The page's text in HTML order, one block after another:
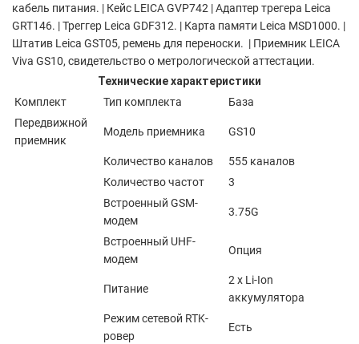
кабель питания. | Кейс LEICA GVP742 | Адаптер трегера Leica
GRT146. | Треггер Leica GDF312. | Карта памяти Leica MSD1000. |
Штатив Leica GST05, ремень для переноски. | Приемник LEICA
Viva GS10, свидетельство о метрологической аттестации.
Технические характеристики
Комплект
Тип комплекта
База
Передвижной
приемник
Модель приемника GS10
Количество каналов
555 каналов
Количество частот
3
Встроенный GSM-
модем
3.75G
Встроенный UHF-
модем
Опция
Питание
2 х Li-Ion
аккумулятора
Режим сетевой RTK-
ровер
Есть